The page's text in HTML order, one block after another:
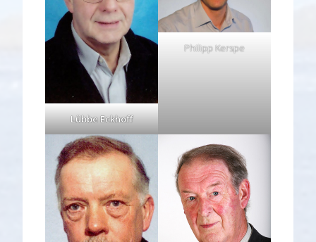
Lübbe Eckhoff
Philipp Kerspe